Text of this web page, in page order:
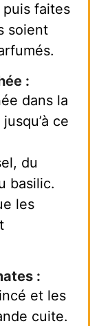
puis faites
soient
:
dans la
ce
du
basilic.
les
:
et les
cuite.